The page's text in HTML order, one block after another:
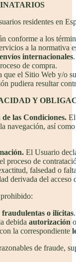
residentes en
conforme a los
a la normativa
internacionales
de compra.
el Sitio Web y/o
pudiera resultar
Y
las Condiciones.
navegación, así
El Usuario
proceso de
falsedad o
derivada del
fraudulentas o ilícitas.
debida autorización
la correspondiente
de fraude,